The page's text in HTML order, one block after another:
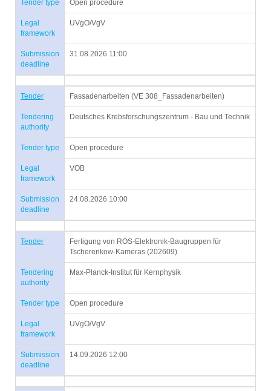
Tender type Open procedure
Legal
framework
UVgO/VgV
Submission
deadline
31.08.2026 11:00
Tender Fassadenarbeiten (VE 308_Fassadenarbeiten)
Tendering
authority
Deutsches Krebsforschungszentrum - Bau und Technik
Tender type Open procedure
Legal
framework
VOB
Submission
deadline
24.08.2026 10:00
Tender
Fertigung von ROS-Elektronik-Baugruppen für
Tscherenkow-Kameras (202609)
Tendering
authority
Max-Planck-Institut für Kernphysik
Tender type Open procedure
Legal
framework
UVgO/VgV
Submission
deadline
14.09.2026 12:00